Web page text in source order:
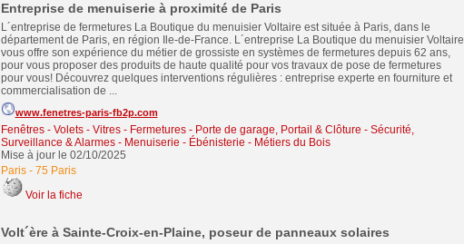
Entreprise de menuiserie à proximité de Paris
L´entreprise de fermetures La Boutique du menuisier Voltaire est située à Paris, dans le
département de Paris, en région Ile-de-France. L´entreprise La Boutique du menuisier Voltaire
vous offre son expérience du métier de grossiste en systèmes de fermetures depuis 62 ans,
pour vous proposer des produits de haute qualité pour vos travaux de pose de fermetures
pour vous! Découvrez quelques interventions régulières : entreprise experte en fourniture et
commercialisation de ...
www.fenetres-paris-fb2p.com
Fenêtres - Volets - Vitres - Fermetures- Porte de garage, Portail & Clôture - Sécurité,
Surveillance & Alarmes- Menuiserie - Ébénisterie - Métiers du Bois
Mise à jour le 02/10/2025
Paris- 75 Paris
Voir la fiche
Volt´ère à Sainte-Croix-en-Plaine, poseur de panneaux solaires